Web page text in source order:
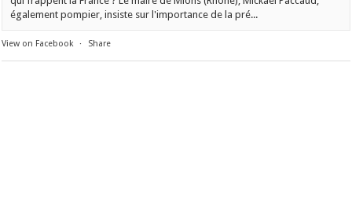
également pompier, insiste sur l'importance de la pré...
View on Facebook · Share